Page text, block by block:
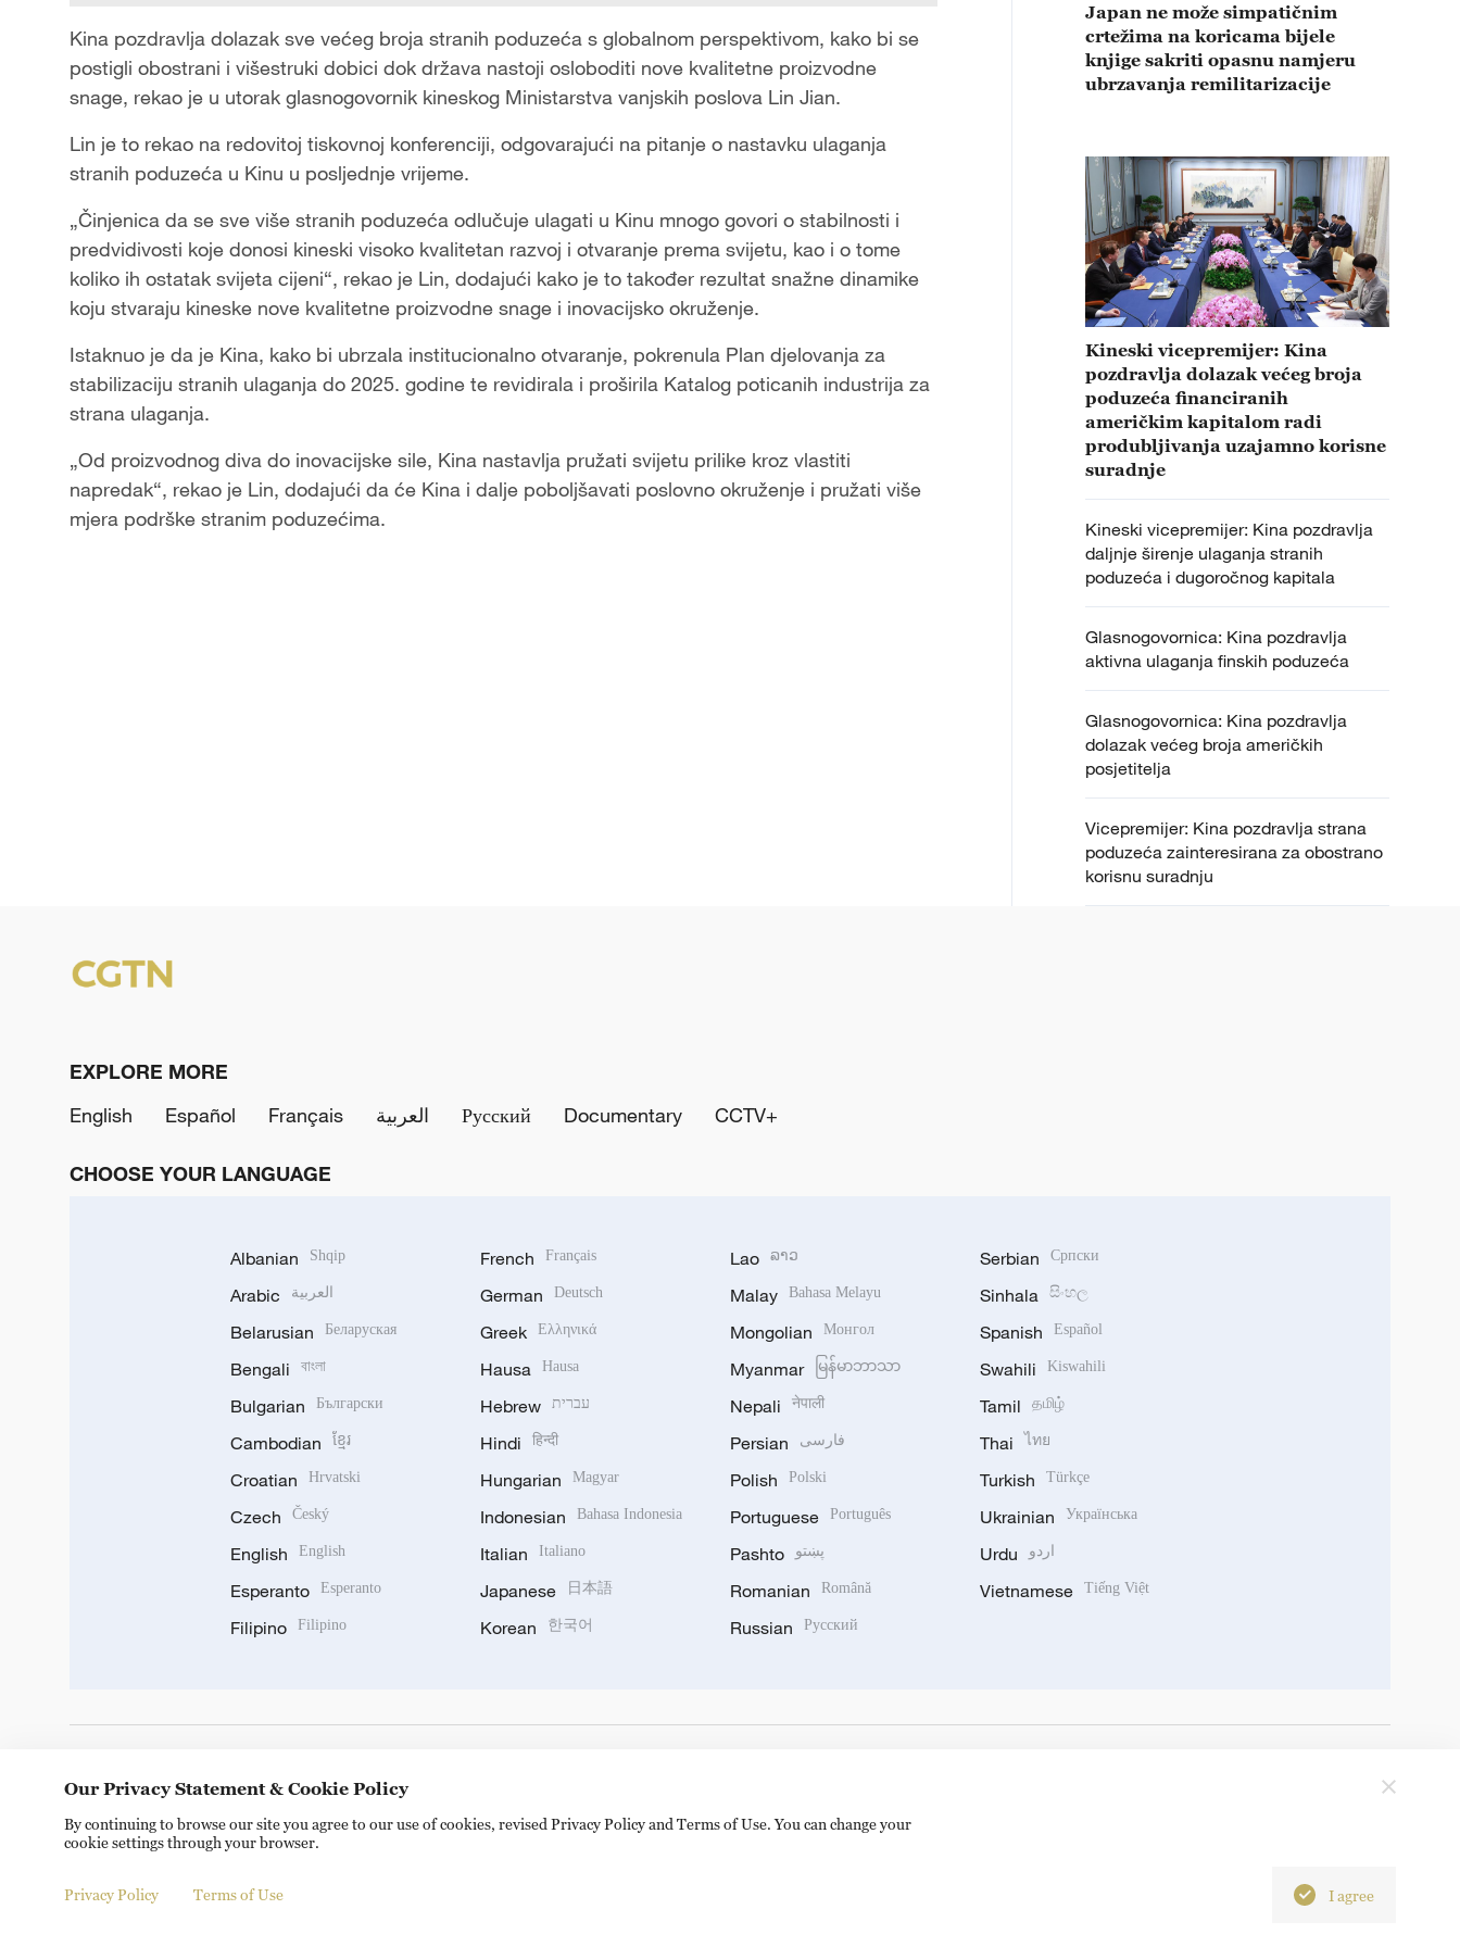
Kina pozdravlja dolazak sve većeg broja stranih poduzeća s globalnom perspektivom, kako bi se
postigli obostrani i višestruki dobici dok država nastoji osloboditi nove kvalitetne proizvodne
snage, rekao je u utorak glasnogovornik kineskog Ministarstva vanjskih poslova Lin Jian.
Lin je to rekao na redovitoj tiskovnoj konferenciji, odgovarajući na pitanje o nastavku ulaganja
stranih poduzeća u Kinu u posljednje vrijeme.
„Činjenica da se sve više stranih poduzeća odlučuje ulagati u Kinu mnogo govori o stabilnosti i
predvidivosti koje donosi kineski visoko kvalitetan razvoj i otvaranje prema svijetu, kao i o tome
koliko ih ostatak svijeta cijeni“, rekao je Lin, dodajući kako je to također rezultat snažne dinamike
koju stvaraju kineske nove kvalitetne proizvodne snage i inovacijsko okruženje.
Istaknuo je da je Kina, kako bi ubrzala institucionalno otvaranje, pokrenula Plan djelovanja za
stabilizaciju stranih ulaganja do 2025. godine te revidirala i proširila Katalog poticanih industrija za
strana ulaganja.
„Od proizvodnog diva do inovacijske sile, Kina nastavlja pružati svijetu prilike kroz vlastiti
napredak“, rekao je Lin, dodajući da će Kina i dalje poboljšavati poslovno okruženje i pružati više
mjera podrške stranim poduzećima.
Japan ne može simpatičnim
crtežima na koricama bijele
knjige sakriti opasnu namjeru
ubrzavanja remilitarizacije
Kineski vicepremijer: Kina
pozdravlja dolazak većeg broja
poduzeća financiranih
američkim kapitalom radi
produbljivanja uzajamno korisne
suradnje
Kineski vicepremijer: Kina pozdravlja
daljnje širenje ulaganja stranih
poduzeća i dugoročnog kapitala
Glasnogovornica: Kina pozdravlja
aktivna ulaganja finskih poduzeća
Glasnogovornica: Kina pozdravlja
dolazak većeg broja američkih
posjetitelja
Vicepremijer: Kina pozdravlja strana
poduzeća zainteresirana za obostrano
korisnu suradnju
EXPLORE MORE
English
Español Français العربية Русский Documentary CCTV+
CHOOSE YOUR LANGUAGE
Albanian Shqip
Arabic العربية
Belarusian Беларуская
Bengali বাংলা
Bulgarian Български
Cambodian ខ្មែរ
Croatian Hrvatski
Czech Český
English English
Esperanto Esperanto
Filipino Filipino
French Français
German Deutsch
Greek Ελληνικά
Hausa Hausa
Hebrew עברית
Hindi हिन्दी
Hungarian Magyar
Indonesian Bahasa Indonesia
Italian Italiano
Japanese 日本語
Korean 한국어
Lao ລາວ
Malay Bahasa Melayu
Mongolian Монгол
Myanmar မြန်မာဘာသာ
Nepali नेपाली
Persian فارسی
Polish Polski
Portuguese Português
Pashto پښتو
Romanian Română
Russian Русский
Serbian Српски
Sinhala සිංහල
Spanish Español
Swahili Kiswahili
Tamil தமிழ்
Thai ไทย
Turkish Türkçe
Ukrainian Українська
Urdu اردو
Vietnamese Tiếng Việt
Copyright © 2024 CGTN. 京ICP备20000184号
Our Privacy Statement & Cookie Policy
By continuing to browse our site you agree to our use of cookies, revised Privacy Policy and Terms of Use. You can change your
cookie settings through your browser.
Privacy Policy Terms of Use I agree